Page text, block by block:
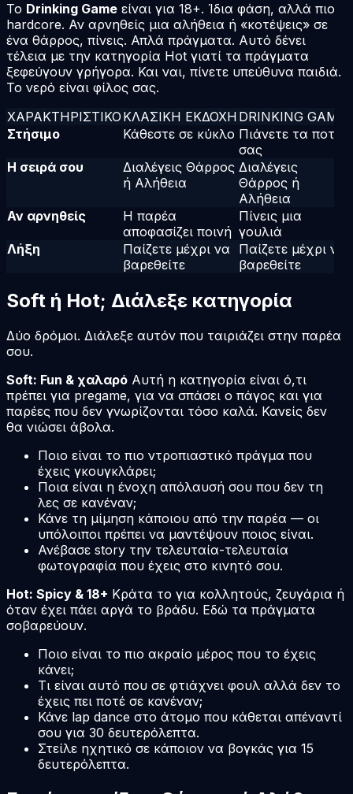
Το Drinking Game είναι για 18+. Ίδια φάση, αλλά πιο
hardcore. Αν αρνηθείς μια αλήθεια ή «κοτέψεις» σε
ένα θάρρος, πίνεις. Απλά πράγματα. Αυτό δένει
τέλεια με την κατηγορία Hot γιατί τα πράγματα
ξεφεύγουν γρήγορα. Και ναι, πίνετε υπεύθυνα παιδιά.
Το νερό είναι φίλος σας.
ΧΑΡΑΚΤΗΡΙΣΤΙΚΌ ΚΛΑΣΙΚΉ ΕΚΔΟΧΉ DRINKING GAME
Στήσιμο
Κάθεστε σε κύκλο Πιάνετε τα ποτά
σας
Η σειρά σου
Διαλέγεις Θάρρος
ή Αλήθεια
Διαλέγεις
Θάρρος ή
Αλήθεια
Αν αρνηθείς
Η παρέα
αποφασίζει ποινή
Πίνεις μια
γουλιά
Λήξη
Παίζετε μέχρι να
βαρεθείτε
Παίζετε μέχρι να
βαρεθείτε
Soft ή Hot; Διάλεξε κατηγορία
Δύο δρόμοι. Διάλεξε αυτόν που ταιριάζει στην παρέα
σου.
Soft: Fun & χαλαρό Αυτή η κατηγορία είναι ό,τι
πρέπει για pregame, για να σπάσει ο πάγος και για
παρέες που δεν γνωρίζονται τόσο καλά. Κανείς δεν
θα νιώσει άβολα.
Ποιο είναι το πιο ντροπιαστικό πράγμα που
έχεις γκουγκλάρει;
Ποια είναι η ένοχη απόλαυσή σου που δεν τη
λες σε κανέναν;
Κάνε τη μίμηση κάποιου από την παρέα — οι
υπόλοιποι πρέπει να μαντέψουν ποιος είναι.
Ανέβασε story την τελευταία-τελευταία
φωτογραφία που έχεις στο κινητό σου.
Hot: Spicy & 18+ Κράτα το για κολλητούς, ζευγάρια ή
όταν έχει πάει αργά το βράδυ. Εδώ τα πράγματα
σοβαρεύουν.
Ποιο είναι το πιο ακραίο μέρος που το έχεις
κάνει;
Τι είναι αυτό που σε φτιάχνει φουλ αλλά δεν το
έχεις πει ποτέ σε κανέναν;
Κάνε lap dance στο άτομο που κάθεται απέναντί
σου για 30 δευτερόλεπτα.
Στείλε ηχητικό σε κάποιον να βογκάς για 15
δευτερόλεπτα.